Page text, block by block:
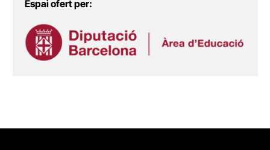
Espai ofert per: